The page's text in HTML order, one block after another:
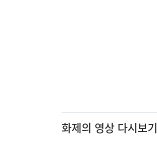
화제의 영상 다시보기